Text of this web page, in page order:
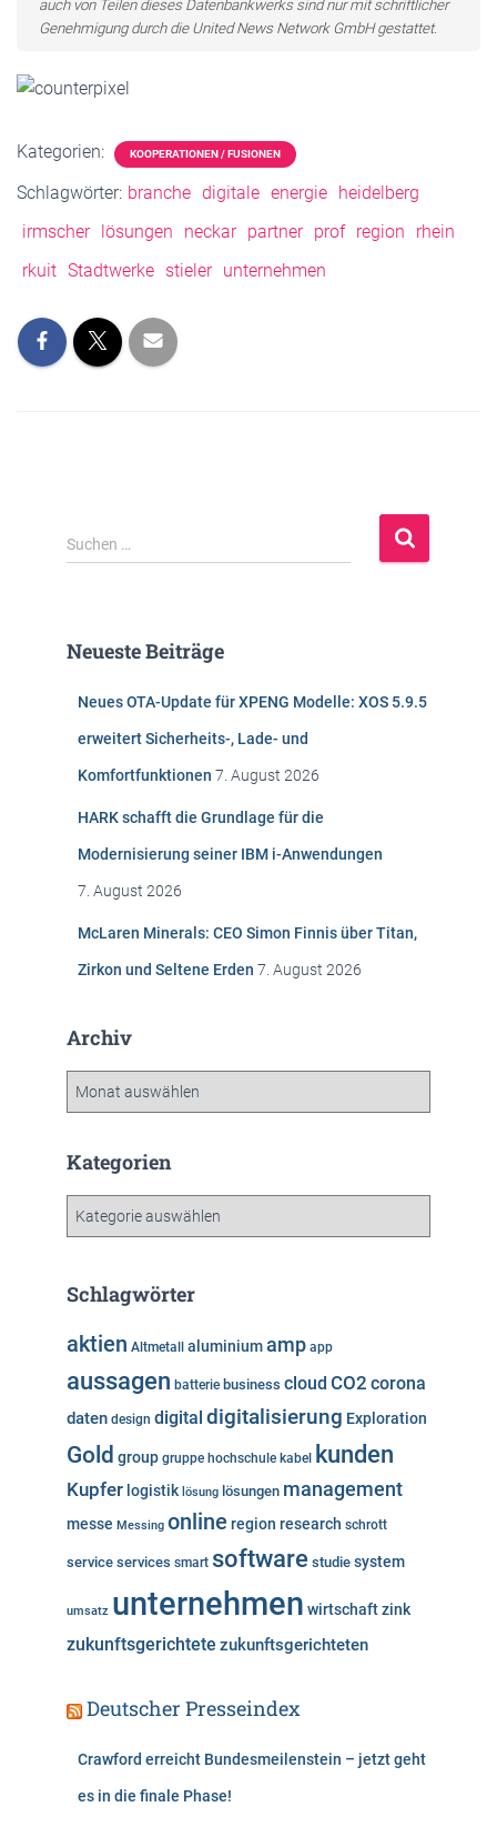
auch von Teilen dieses Datenbankwerks sind nur mit schriftlicher
Genehmigung durch die United News Network GmbH gestattet.
Kategorien: KOOPERATIONEN / FUSIONEN
Schlagwörter: branche digitale energie
heidelberg
irmscher
lösungen neckar partner prof region
rhein
rkuit Stadtwerke stieler unternehmen
S
u
n
Suchen …
Neueste Beiträge
Neues OTA-Update für XPENG Modelle: XOS 5.9.5
erweitert Sicherheits-, Lade- und
Komfortfunktionen 7. August 2026
HARK schafft die Grundlage für die
Modernisierung seiner IBM i-Anwendungen
7. August 2026
McLaren Minerals: CEO Simon Finnis über Titan,
Zirkon und Seltene Erden 7. August 2026
Archiv
h
Kategorien
g
r
i
n
Schlagwörter
aktien Altmetall aluminiumamp app
aussagen batterie business cloud CO2 corona
daten design digital digitalisierung Exploration
Gold group gruppe hochschule kabel kunden
Kupfer logistik lösung lösungen management
messe Messing online region research schrott
service services smart software studie system
umsatz unternehmen wirtschaftzink
zukunftsgerichtete zukunftsgerichteten
Deutscher Presseindex
Crawford erreicht Bundesmeilenstein – jetzt geht
es in die finale Phase!